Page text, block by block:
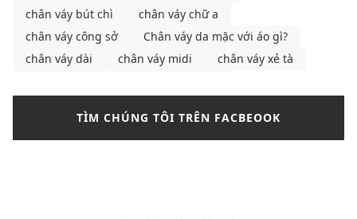
chân váy bút chì
chân váy chữ a
chân váy công sở
Chân váy da mặc với áo gì?
chân váy dài
chân váy midi
chân váy xẻ tà
các mẫu dép da nam
cách buộc dây giày
TÌM CHÚNG TÔI TRÊN FACBEOOK